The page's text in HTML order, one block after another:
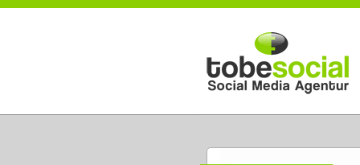
Direkt zum Inhalt